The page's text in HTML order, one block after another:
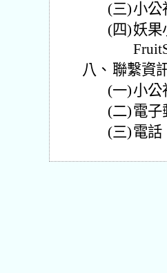
(三)小公
(四)妖果
八、 聯繫資
(一)小公
(二)電子
(三)電話